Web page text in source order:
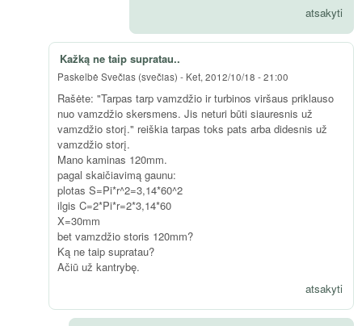
atsakyti
Kažką ne taip supratau..
Paskelbė Svečias (svečias) - Ket, 2012/10/18 - 21:00
Rašėte: "Tarpas tarp vamzdžio ir turbinos viršaus priklauso
nuo vamzdžio skersmens. Jis neturi būti siauresnis už
vamzdžio storį." reiškia tarpas toks pats arba didesnis už
vamzdžio storį.
Mano kaminas 120mm.
pagal skaičiavimą gaunu:
plotas S=Pi*r^2=3,14*60^2
ilgis C=2*Pi*r=2*3,14*60
X=30mm
bet vamzdžio storis 120mm?
Ką ne taip supratau?
Ačiū už kantrybę.
atsakyti